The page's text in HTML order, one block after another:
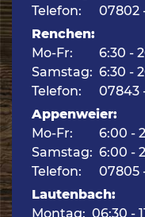
Telefon:
07802
Renchen:
Mo-Fr:
Samstag:
Telefon:
6:30 -
6:30 -
07843
Appenweier:
Mo-Fr:
Samstag:
Telefon:
6:00 -
6:00 -
07805
Lautenbach:
Montag: 06:30 -